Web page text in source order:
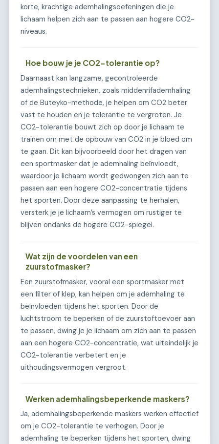
korte, krachtige ademhalingsoefeningen die je
lichaam helpen zich aan te passen aan hogere CO2-
niveaus.
Hoe bouw je je CO2-tolerantie op?
Daarnaast kan langzame, gecontroleerde
ademhalingstechnieken, zoals middenrifademhaling
of de Buteyko-methode, je helpen om CO2 beter
vast te houden en je tolerantie te vergroten. Je
CO2-tolerantie bouwt zich op door je lichaam te
trainen om met de opbouw van CO2 in je bloed om
te gaan. Dit kan bijvoorbeeld door het dragen van
een sportmasker dat je ademhaling beïnvloedt,
waardoor je lichaam wordt gedwongen zich aan te
passen aan een hogere CO2-concentratie tijdens
het sporten. Door deze aanpassing te herhalen,
versterk je je lichaam’s vermogen om rustiger te
blijven ondanks de hogere CO2-spiegel.
Wat zijn de voordelen van een
zuurstofmasker?
Een zuurstofmasker, vooral een sportmasker met
een filter of klep, kan helpen om je ademhaling te
beïnvloeden tijdens het sporten. Door de
luchtstroom te beperken of de zuurstoftoevoer aan
te passen, dwing je je lichaam om zich aan te passen
aan een hogere CO2-concentratie, wat uiteindelijk je
CO2-tolerantie verbetert en je
uithoudingsvermogen vergroot.
Werken ademhalingsbeperkende maskers?
Ja, ademhalingsbeperkende maskers werken effectief
om je CO2-tolerantie te verhogen. Door je
ademhaling te beperken tijdens het sporten, dwing